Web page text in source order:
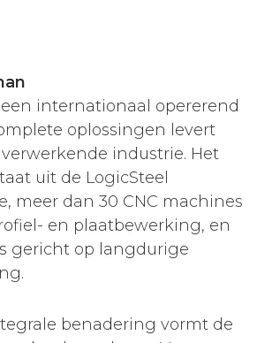
internationaal opererend
oplossingen levert
industrie. Het
uit de LogicSteel
meer dan 30 CNC machines
en plaatbewerking, en
gericht op langdurige
benadering vormt de